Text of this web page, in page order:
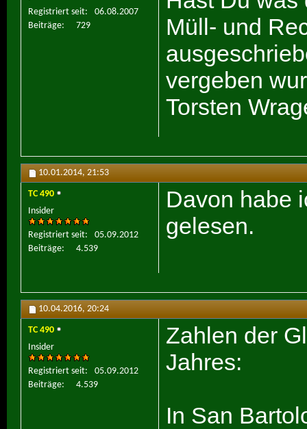
Registriert seit
06.08.2007
Beiträge
729
Müll- und
vergeben
Torsten
10.01.2014, 21:53
TC 490
Insider
Registriert seit
05.09.2012
Beiträge
4.539
Davon habe
gelesen.
10.04.2016, 20:24
TC 490
Insider
Registriert seit
05.09.2012
Beiträge
4.539
Zahlen der
Jahres:
In San